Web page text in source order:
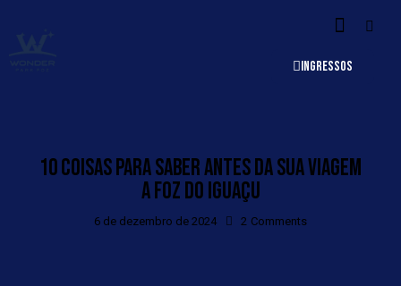
INGRESSOS
10 COISAS PARA SABER ANTES DA SUA VIAGEM
A FOZ DO IGUAÇU
6 de dezembro de 2024 2 Comments